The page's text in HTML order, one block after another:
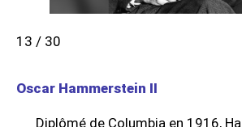
13 / 30
Oscar Hammerstein II
Diplômé de Columbia en 1916,